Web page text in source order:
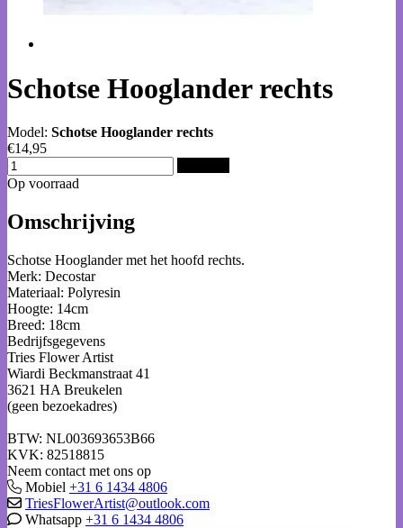
Schotse Hooglander rechts
Model: Schotse Hooglander rechts
€14,95
Op voorraad
Omschrijving
Schotse Hooglander met het hoofd rechts.
Merk: Decostar
Materiaal: Polyresin
Hoogte: 14cm
Breed: 18cm
Bedrijfsgegevens
Tries Flower Artist
Wiardi Beckmanstraat 41
3621 HA Breukelen
(geen bezoekadres)
BTW: NL003693653B66
KVK: 82518815
Neem contact met ons op
Mobiel +31 6 1434 4806
TriesFlowerArtist@outlook.com
Whatsapp +31 6 1434 4806